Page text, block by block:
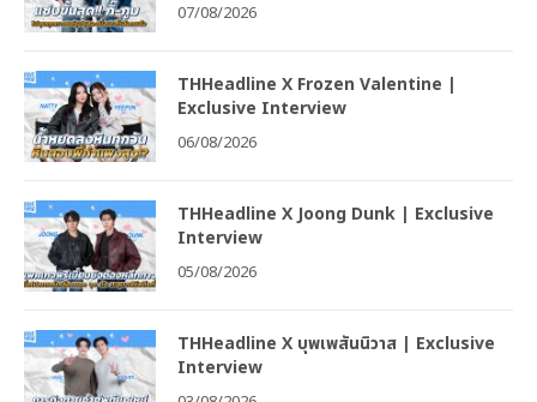
07/08/2026
THHeadline X Frozen Valentine |
Exclusive Interview
06/08/2026
THHeadline X Joong Dunk | Exclusive
Interview
05/08/2026
THHeadline X บุพเพสันนิวาส | Exclusive
Interview